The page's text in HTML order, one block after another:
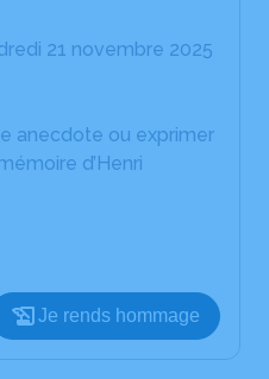
21 novembre 2025
anecdote ou exprimer
d’Henri
Je rends hommage